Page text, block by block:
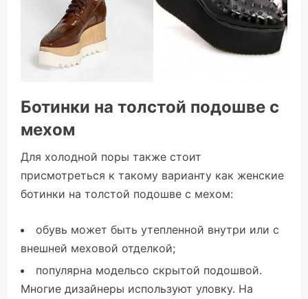
Ботинки на толстой подошве с
мехом
Для холодной поры также стоит
присмотреться к такому варианту как женские
ботинки на толстой подошве с мехом:
обувь может быть утепленной внутри или с
внешней меховой отделкой;
популярна модельсо скрытой подошвой.
Многие дизайнеры используют уловку. На